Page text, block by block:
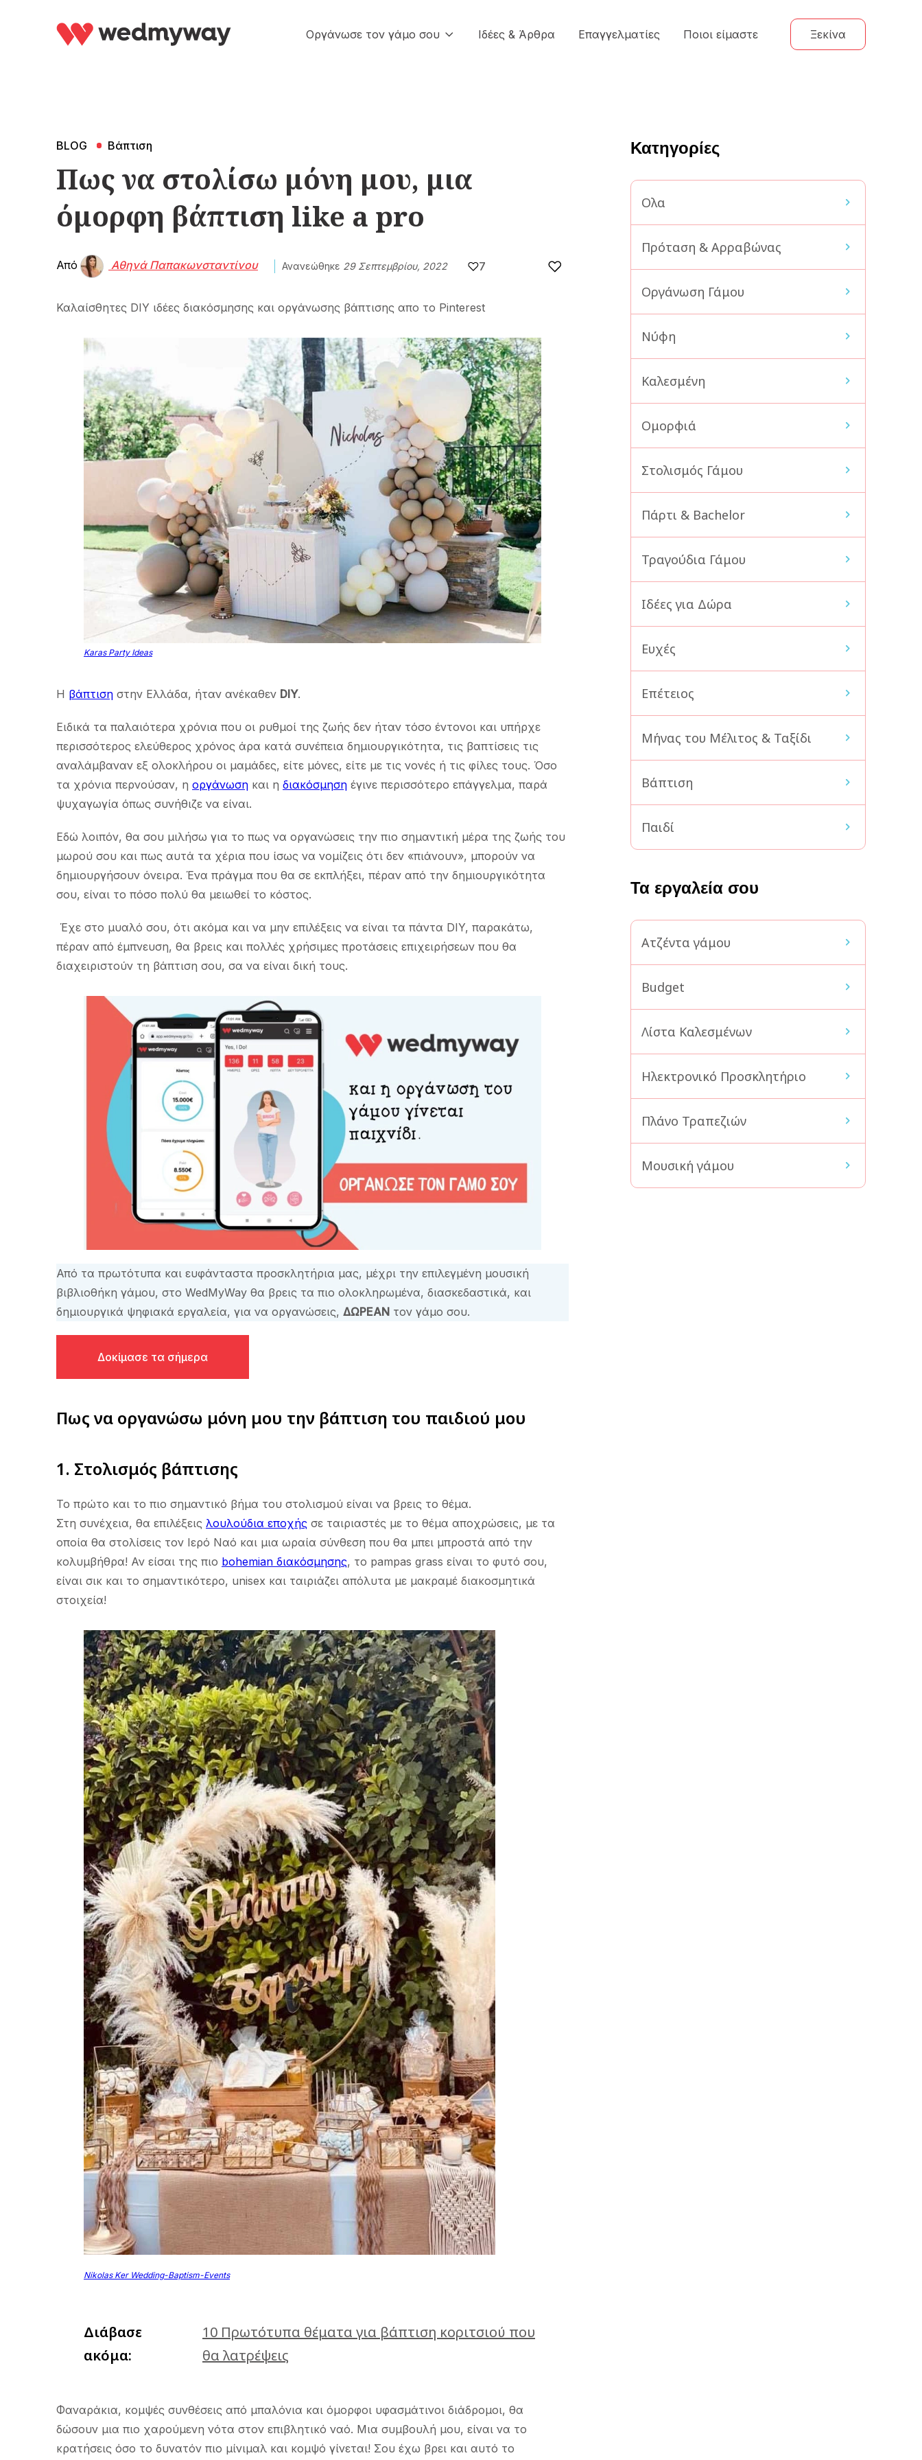
Οργάνωσε τον γάμο σου Ιδέες & Άρθρα Επαγγελματίες Ποιοι είμαστε Ξεκίνα
BLOG Βάπτιση
Πως να στολίσω μόνη μου, μια
όμορφη βάπτιση like a pro
Από Αθηνά Παπακωνσταντίνου Ανανεώθηκε 29 Σεπτεμβρίου, 2022 7
Καλαίσθητες DIY ιδέες διακόσμησης και οργάνωσης βάπτισης απο το Pinterest
Karas Party Ideas
Η βάπτιση στην Ελλάδα, ήταν ανέκαθεν DIY.
Ειδικά τα παλαιότερα χρόνια που οι ρυθμοί της ζωής δεν ήταν τόσο έντονοι και υπήρχε
περισσότερος ελεύθερος χρόνος άρα κατά συνέπεια δημιουργικότητα, τις βαπτίσεις τις
αναλάμβαναν εξ ολοκλήρου οι μαμάδες, είτε μόνες, είτε με τις νονές ή τις φίλες τους. Όσο
τα χρόνια περνούσαν, η οργάνωση και η διακόσμηση έγινε περισσότερο επάγγελμα, παρά
ψυχαγωγία όπως συνήθιζε να είναι.
Εδώ λοιπόν, θα σου μιλήσω για το πως να οργανώσεις την πιο σημαντική μέρα της ζωής του
μωρού σου και πως αυτά τα χέρια που ίσως να νομίζεις ότι δεν «πιάνουν», μπορούν να
δημιουργήσουν όνειρα. Ένα πράγμα που θα σε εκπλήξει, πέραν από την δημιουργικότητα
σου, είναι το πόσο πολύ θα μειωθεί το κόστος.
Έχε στο μυαλό σου, ότι ακόμα και να μην επιλέξεις να είναι τα πάντα DIY, παρακάτω,
πέραν από έμπνευση, θα βρεις και πολλές χρήσιμες προτάσεις επιχειρήσεων που θα
διαχειριστούν τη βάπτιση σου, σα να είναι δική τους.
Από τα πρωτότυπα και ευφάνταστα προσκλητήρια μας, μέχρι την επιλεγμένη μουσική
βιβλιοθήκη γάμου, στο WedMyWay θα βρεις τα πιο ολοκληρωμένα, διασκεδαστικά, και
δημιουργικά ψηφιακά εργαλεία, για να οργανώσεις, ΔΩΡΕΑΝ τον γάμο σου.
Δοκίμασε τα σήμερα
Πως να οργανώσω μόνη μου την βάπτιση του παιδιού μου
1. Στολισμός βάπτισης
Το πρώτο και το πιο σημαντικό βήμα του στολισμού είναι να βρεις το θέμα.
Στη συνέχεια, θα επιλέξεις λουλούδια εποχής σε ταιριαστές με το θέμα αποχρώσεις, με τα
οποία θα στολίσεις τον Ιερό Ναό και μια ωραία σύνθεση που θα μπει μπροστά από την
κολυμβήθρα! Αν είσαι της πιο bohemian διακόσμησης, το pampas grass είναι το φυτό σου,
είναι σικ και το σημαντικότερο, unisex και ταιριάζει απόλυτα με μακραμέ διακοσμητικά
στοιχεία!
Nikolas Ker Wedding-Baptism-Events
Διάβασε
ακόμα:
10 Πρωτότυπα θέματα για βάπτιση κοριτσιού που
θα λατρέψεις
Φαναράκια, κομψές συνθέσεις από μπαλόνια και όμορφοι υφασμάτινοι διάδρομοι, θα
δώσουν μια πιο χαρούμενη νότα στον επιβλητικό ναό. Μια συμβουλή μου, είναι να το
κρατήσεις όσο το δυνατόν πιο μίνιμαλ και κομψό γίνεται! Σου έχω βρει και αυτό το
Κατηγορίες
Ολα
Πρόταση & Αρραβώνας
Οργάνωση Γάμου
Νύφη
Καλεσμένη
Ομορφιά
Στολισμός Γάμου
Πάρτι & Bachelor
Τραγούδια Γάμου
Ιδέες για Δώρα
Ευχές
Επέτειος
Μήνας του Μέλιτος & Ταξίδι
Βάπτιση
Παιδί
Τα εργαλεία σου
Ατζέντα γάμου
Budget
Λίστα Καλεσμένων
Ηλεκτρονικό Προσκλητήριο
Πλάνο Τραπεζιών
Μουσική γάμου